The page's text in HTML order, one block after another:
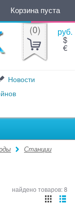
Корзина пуста
(0) руб.
$
€
Новости
Станции
найдено товаров: 8